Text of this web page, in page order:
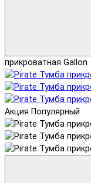
прикроватная Gallon
Акция Популярный